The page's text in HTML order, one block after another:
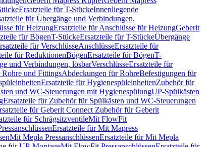
Ersatzteile für T-StückeInnenliegende
für Übergänge und Verbindungen,
für HeizungErsatzteile für Anschlüsse für HeizungGeberit
für BögenT-StückeErsatzteile für T-StückeÜbergänge
für VerschlüsseAnschlüsseErsatzteile für
für ReduktionenBögenErsatzteile für BögenT-
und Verbindungen, lösbarVerschlüsseErsatzteile für
und FittingsAbdeckungen für RohreBefestigungen für
Ersatzteile für HygienespüleinheitenZubehör für
und WC-Steuerungen mit HygienespülungUP-Spülkästen
Ersatzteile für Zubehör für Spülkästen und WC-Steuerungen
für Geberit Connect Zubehör für Geberit
für SchrägsitzventileMit FlowFit
Ersatzteile für Mit Mapress
Mit Mepla PressanschlüssenErsatzteile für Mit Mepla